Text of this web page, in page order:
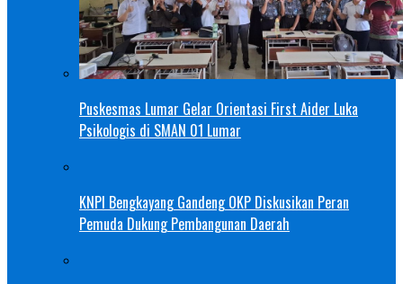
Puskesmas Lumar Gelar Orientasi First Aider Luka
Psikologis di SMAN 01 Lumar
KNPI Bengkayang Gandeng OKP Diskusikan Peran
Pemuda Dukung Pembangunan Daerah